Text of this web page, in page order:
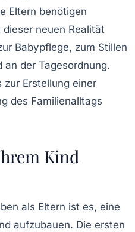
Eltern benötigen
neuen Realität
Babypflege, zum Stillen
an der Tagesordnung.
zur Erstellung einer
des Familienalltags
Kind
als Eltern ist es, eine
aufzubauen. Die ersten